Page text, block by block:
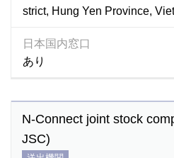
strict, Hung Yen Province,
日本国内窓口
あり
N-Connect joint stock
JSC)